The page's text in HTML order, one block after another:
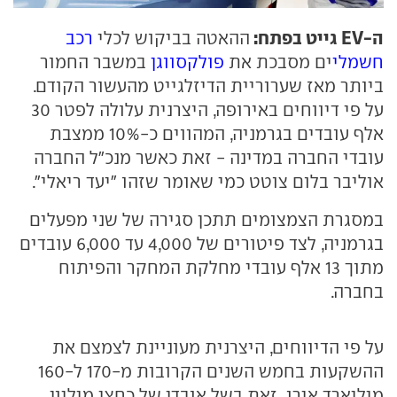
ה-EV גייט בפתח: ההאטה בביקוש לכלי רכב
חשמליים מסבכת את פולקסווגן במשבר החמור
ביותר מאז שערוריית הדיזלגייט מהעשור הקודם.
על פי דיווחים באירופה, היצרנית עלולה לפטר 30
אלף עובדים בגרמניה, המהווים כ-10% ממצבת
עובדי החברה במדינה - זאת כאשר מנכ"ל החברה
אוליבר בלום צוטט כמי שאומר שזהו "יעד ריאלי".
במסגרת הצמצומים תתכן סגירה של שני מפעלים
בגרמניה, לצד פיטורים של 4,000 עד 6,000 עובדים
מתוך 13 אלף עובדי מחלקת המחקר והפיתוח
בחברה.
על פי הדיווחים, היצרנית מעוניינת לצמצם את
ההשקעות בחמש השנים הקרובות מ-170 ל-160